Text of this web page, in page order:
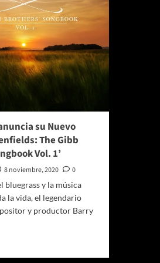
su Nuevo
The Gibb
Vol. 1’
8 noviembre, 2020
0
bluegrass y la música
la vida, el legendario
y productor Barry